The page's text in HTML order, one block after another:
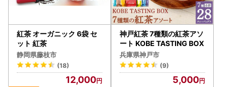
紅茶 オーガニック 6袋 セ
ット 紅茶
静岡県藤枝市
(18)
12,000
神戸紅茶 7種類の紅茶アソ
ート KOBE TASTING BOX
兵庫県神戸市
(9)
5,000